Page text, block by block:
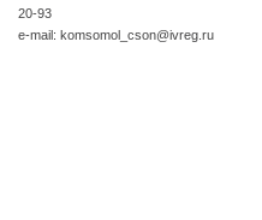
20-93
e-mail: komsomol_cson@ivreg.ru